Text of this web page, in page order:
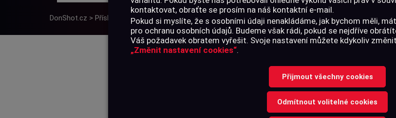
kontaktovat, obraťte se prosím na náš kontaktní e-mail.
Pokud si myslíte, že s osobními údaji nenakládáme, jak bychom měli,
pro ochranu osobních údajů. Budeme však rádi, pokud se nejdříve
Váš požadavek obratem vyřešit. Svoje nastavení můžete kdykoliv
„Změnit nastavení cookies“.
Přijmout všechny cookies
Odmítnout volitelné cookies
DonShot.cz > Příslušenství>Pouzdra>Dlouhé zbraně>Pouzdro Gamo 130 cm, černo-zelené
ČERNO-